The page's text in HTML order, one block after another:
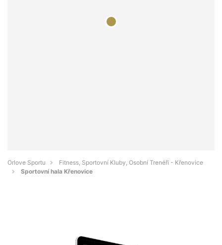
Orlove Sportu
Fitness, Sportovní Kluby, Osobní Trenéři - Křenovice
Sportovní hala Křenovice